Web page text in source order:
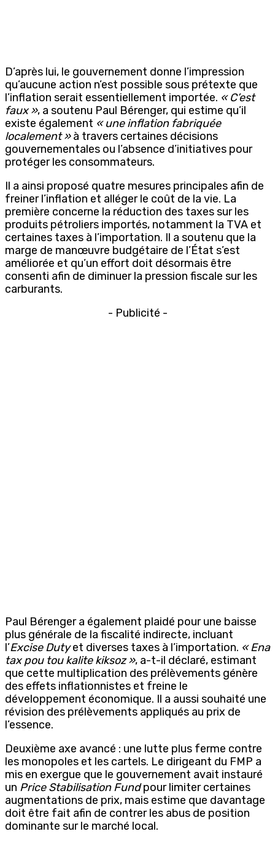
D’après lui, le gouvernement donne l’impression
qu’aucune action n’est possible sous prétexte que
l’inflation serait essentiellement importée. « C’est
faux », a soutenu Paul Bérenger, qui estime qu’il
existe également « une inflation fabriquée
localement »à travers certaines décisions
gouvernementales ou l’absence d’initiatives pour
protéger les consommateurs.
Il a ainsi proposé quatre mesures principales afin de
freiner l’inflation et alléger le coût de la vie. La
première concerne la réduction des taxes sur les
produits pétroliers importés, notamment la TVA et
certaines taxes à l’importation. Il a soutenu que la
marge de manœuvre budgétaire de l’État s’est
améliorée et qu’un effort doit désormais être
consenti afin de diminuer la pression fiscale sur les
carburants.
- Publicité -
Paul Bérenger a également plaidé pour une baisse
plus générale de la fiscalité indirecte, incluant
l’Excise Dutyet diverses taxes à l’importation. « Ena
tax pou tou kalite kiksoz », a-t-il déclaré, estimant
que cette multiplication des prélèvements génère
des effets inflationnistes et freine le
développement économique. Il a aussi souhaité une
révision des prélèvements appliqués au prix de
l’essence.
Deuxième axe avancé : une lutte plus ferme contre
les monopoles et les cartels. Le dirigeant du FMP a
mis en exergue que le gouvernement avait instauré
un Price Stabilisation Fundpour limiter certaines
augmentations de prix, mais estime que davantage
doit être fait afin de contrer les abus de position
dominante sur le marché local.